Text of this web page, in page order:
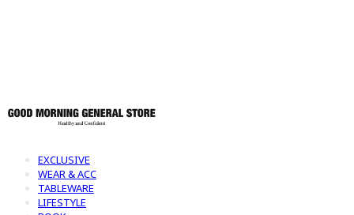
EXCLUSIVE
WEAR & ACC
TABLEWARE
LIFESTYLE